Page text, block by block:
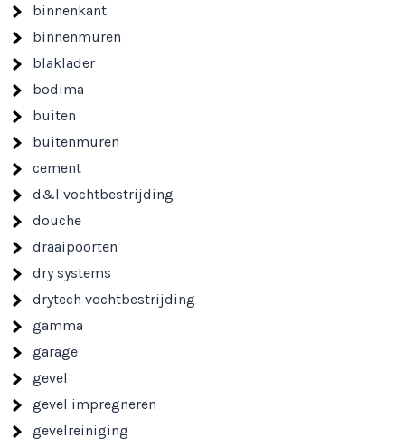
binnenkant
binnenmuren
blaklader
bodima
buiten
buitenmuren
cement
d&l vochtbestrijding
douche
draaipoorten
dry systems
drytech vochtbestrijding
gamma
garage
gevel
gevel impregneren
gevelreiniging